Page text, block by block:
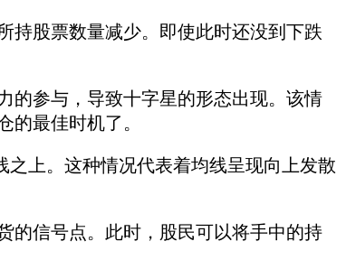
股票数量减少。即使此时还没到下跌
参与，导致十字星的形态出现。该情
的最佳时机了。
上。这种情况代表着均线呈现向上发散
信号点。此时，股民可以将手中的持